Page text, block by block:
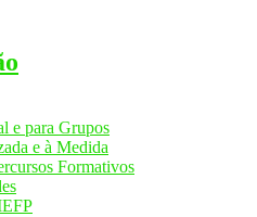
e para Grupos
e à Medida
Formativos